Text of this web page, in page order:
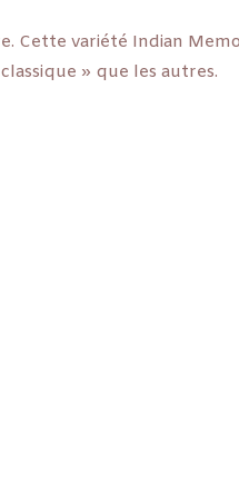
Cette variété Indian
» que les autres.